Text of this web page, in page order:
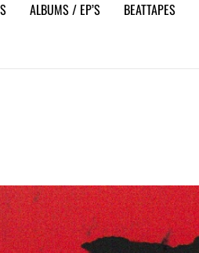
ALBUMS / EP’S BEATTAPES